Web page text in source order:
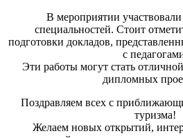
В мероприятии
специальностей. Стоит
подготовки докладов,
с
Эти работы могут стать
дипломных
Поздравляем всех с
туризма!
Желаем новых открытий,